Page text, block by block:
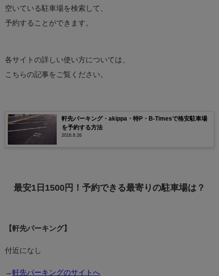
空いている駐車場を検索して、
予約することができます。
各サイトの詳しい使い方については、
こちらの記事をご覧ください。
軒先パーキング・akippa・特P・B-Timesで格安駐車場
を予約する方法
2016.8.26
最安1日1500円！予約できる最寄りの駐車場は？
【軒先パーキング】
付近になし
→ 軒先パーキングのサイトへ